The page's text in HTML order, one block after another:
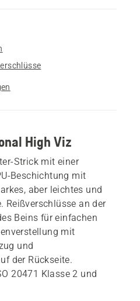
High Viz
Strick mit einer
Beschichtung mit
aber leichtes und
Reißverschlüsse an der
Beins für einfachen
mit
und
der Rückseite.
20471 Klasse 2 und